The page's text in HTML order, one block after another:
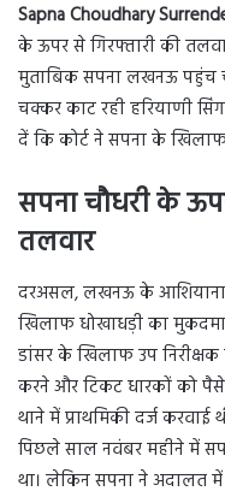
Sapna Choudhary
के ऊपर से गिरफ्तारी की
मुताबिक सपना लखनऊ पहुंच
चक्कर काट रही हरियाणी
दें कि कोर्ट ने सपना के खिलाफ
सपना चौधरी के
तलवार
दरअसल, लखनऊ के आशियाना
खिलाफ धोखाधड़ी का मुकदमा
डांसर के खिलाफ उप
करने और टिकट धारकों को
थाने में प्राथमिकी दर्ज
पिछले साल नवंबर महीने में
था। लेकिन सपना ने अदालत में